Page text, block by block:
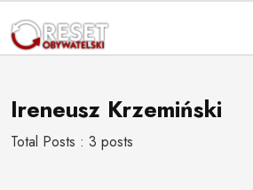
Ireneusz Krzemiński
Total Posts : 3 posts